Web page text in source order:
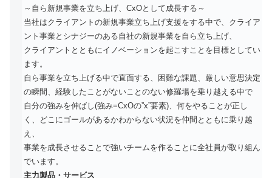
～自ら新規事業を立ち上げ、CxOとして成長する～
当社はクライアントの新規事業立ち上げ支援をする中で、クライア
ント事業とシナジーのある自社の新規事業を自ら立ち上げ、
クライアントとともにイノベーションを起こすことを目標としてい
ます。
自ら事業を立ち上げる中で直面する、困難な課題、厳しい意思決定
の瞬間、経験したことがないことのない修羅場を乗り越える中で
自分の強みを伸ばし(強み=CxOの”x”要素)、何をやることが正し
く、どこにゴールがあるかわからない状況を仲間とともに乗り越
え、
事業を成長させることで強いチームを作ることに全社員が取り組ん
でいます。
主力製品・サービス